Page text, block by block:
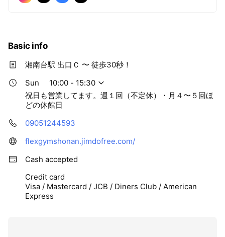
Basic info
湘南台駅 出口Ｃ 〜 徒歩30秒！
Sun
10:00 - 15:30
祝日も営業してます。週１回（不定休）・月４〜５回ほ
どの休館日
09051244593
flexgymshonan.jimdofree.com/
Cash accepted
Credit card
Visa / Mastercard / JCB / Diners Club / American
Express